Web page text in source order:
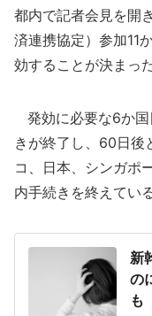
都内で記者会見を開
済連携協定）参加11
効することが決まっ
発効に必要な6か国
きが終了し、60日後
コ、日本、シンガポ
内手続きを終えている
新
の
も